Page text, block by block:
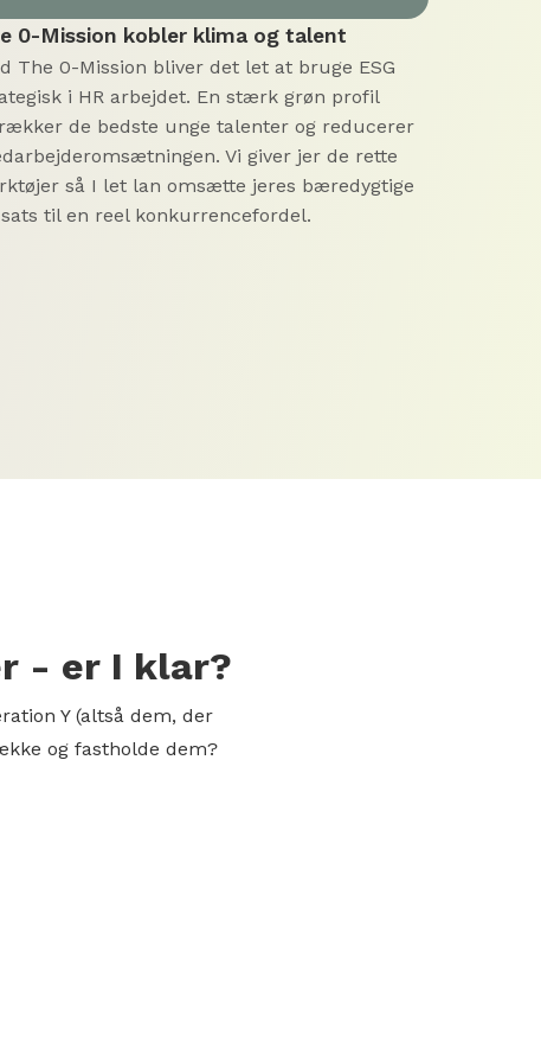
0-Mission kobler klima og talent
The 0-Mission bliver det let at bruge ESG
i HR arbejdet. En stærk grøn profil
de bedste unge talenter og reducerer
Vi giver jer de rette
så I let lan omsætte jeres bæredygtige
til en reel konkurrencefordel.
- er I klar?
Y (altså dem, der
og fastholde dem?